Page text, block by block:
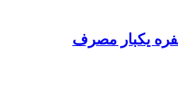
یکبار مصرف